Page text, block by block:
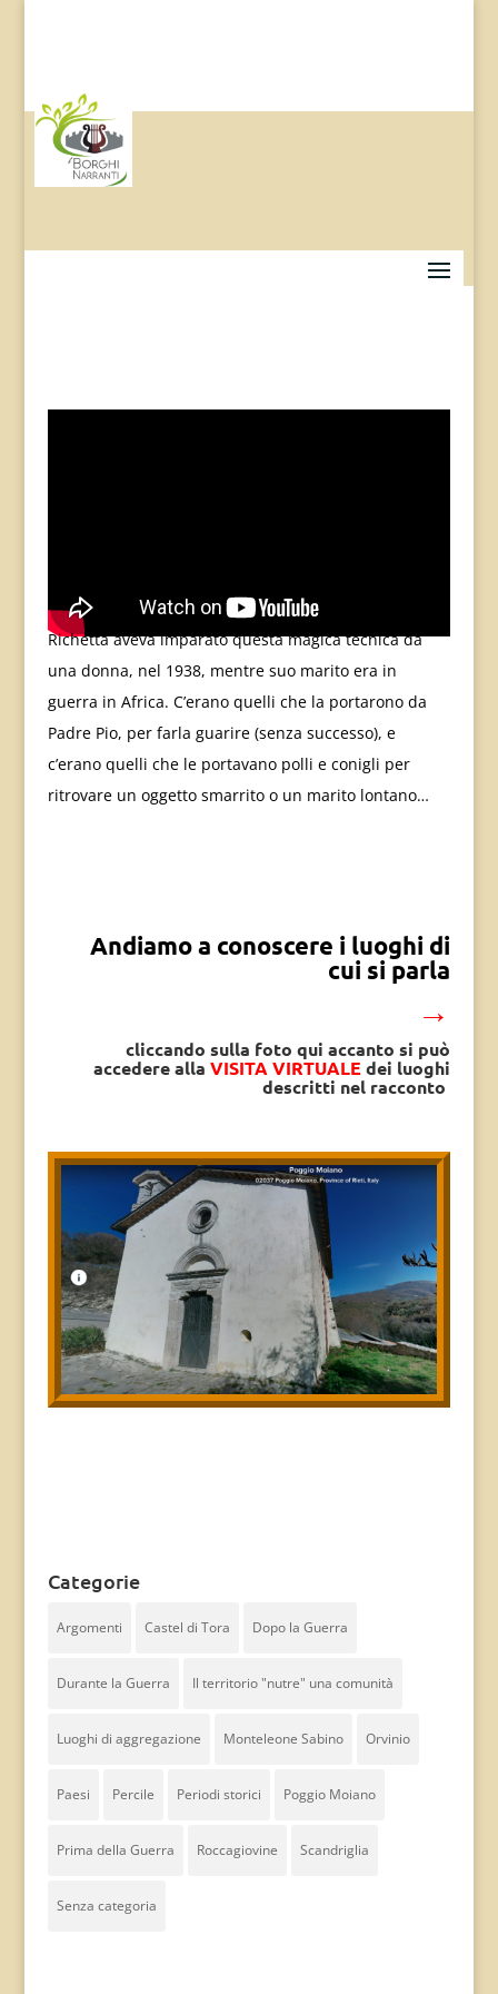
Richetta aveva imparato questa magica tecnica da
una donna, nel 1938, mentre suo marito era in
guerra in Africa. C’erano quelli che la portarono da
Padre Pio, per farla guarire (senza successo), e
c’erano quelli che le portavano polli e conigli per
ritrovare un oggetto smarrito o un marito lontano…
Andiamo a conoscere i luoghi di
cui si parla
→
cliccando sulla foto qui accanto si può
accedere allaVISITA VIRTUALEdei luoghi
descritti nel racconto
Categorie
Argomenti Castel di Tora Dopo la Guerra
Durante la Guerra Il territorio "nutre" una comunità
Luoghi di aggregazione Monteleone Sabino Orvinio
Paesi Percile Periodi storici Poggio Moiano
Prima della Guerra Roccagiovine Scandriglia
Senza categoria